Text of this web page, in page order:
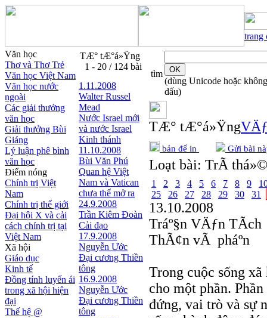
trang
Văn học
Thơ và Thơ Trẻ
Văn học Việt Nam
Văn học nước
ngoài
Các giải thưởng
văn học
Giải thưởng Bùi
Giáng
Lý luận phê bình
văn học
Điểm nóng
Chính trị Việt
Nam
Chính trị thế giới
Đại hội X và cải
cách chính trị tại
Việt Nam
Xã hội
Giáo dục
Kinh tế
Đồng tính luyến ái
trong xã hội hiện
đại
Thế hệ @
TÆ° tÆ°á»Ÿng
1 - 20 / 124 bài
1.11.2008
Walter Russel
Mead
Nước Israel mới
và nước Israel
Kinh thánh
11.10.2008
Bùi Văn Phú
Quan hệ Việt
Nam và Vatican
chưa thể mở ra
24.9.2008
Trần Kiêm Đoàn
Cải đạo
17.9.2008
Nguyễn Ước
Ðại cương Thiền
tông
16.9.2008
Nguyễn Ước
Ðại cương Thiền
tông
tìm
(dùng Unicode hoặc không
dấu)
TÆ° tÆ°á»Ÿng
bản để in Gửi bài
Loạt bài: TrÃ­
1 2 3 4 5 6 7 8 9
25
26 27 28 29 30 31
13.10.2008
Tráº§n VÄƒn TÃ­ch
ThÃ¢n vÃ pháº­n
Trong cuộc sống
cho một phần.
đứng, vai trò và sự